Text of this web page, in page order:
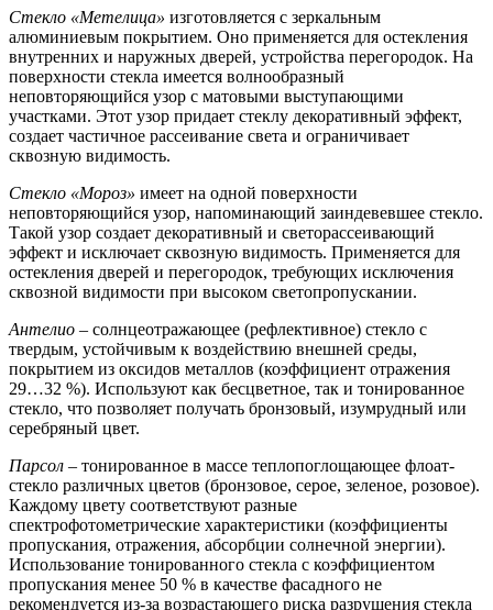
Стекло «Метелица» изготовляется с зеркальным
алюминиевым покрытием. Оно применяется для остекления
внутренних и наружных дверей, устройства перегородок. На
поверхности стекла имеется волнообразный
неповторяющийся узор с матовыми выступающими
участками. Этот узор придает стеклу декоративный эффект,
создает частичное рассеивание света и ограничивает
сквозную видимость.
Стекло «Мороз» имеет на одной поверхности
неповторяющийся узор, напоминающий заиндевевшее стекло.
Такой узор создает декоративный и светорассеивающий
эффект и исключает сквозную видимость. Применяется для
остекления дверей и перегородок, требующих исключения
сквозной видимости при высоком светопропускании.
Антелио – солнцеотражающее (рефлективное) стекло с
твердым, устойчивым к воздействию внешней среды,
покрытием из оксидов металлов (коэффициент отражения
29…32 %). Используют как бесцветное, так и тонированное
стекло, что позволяет получать бронзовый, изумрудный или
серебряный цвет.
Парсол – тонированное в массе теплопоглощающее флоат-
стекло различных цветов (бронзовое, серое, зеленое, розовое).
Каждому цвету соответствуют разные
спектрофотометрические характеристики (коэффициенты
пропускания, отражения, абсорбции солнечной энергии).
Использование тонированного стекла с коэффициентом
пропускания менее 50 % в качестве фасадного не
рекомендуется из-за возрастающего риска разрушения стекла